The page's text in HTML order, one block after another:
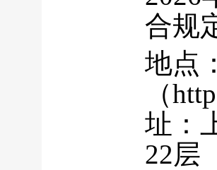
合规
地点
（
址：
22层